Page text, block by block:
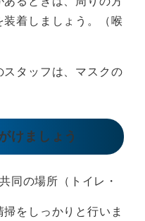
着しましょう。（喉
スタッフは、マスクの
けましょう
同の場所（トイレ・
をしっかりと行いま